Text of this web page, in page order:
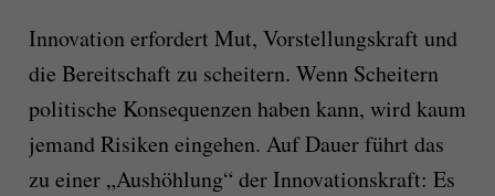
Innovation erfordert Mut, Vorstellungskraft und
die Bereitschaft zu scheitern. Wenn Scheitern
politische Konsequenzen haben kann, wird kaum
jemand Risiken eingehen. Auf Dauer führt das
zu einer „Aushöhlung“ der Innovationskraft: Es